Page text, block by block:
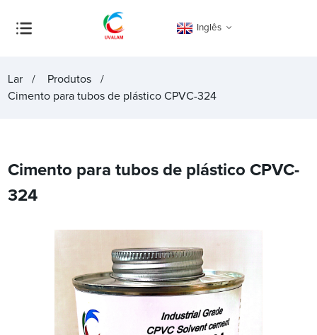
Inglês
Lar
Produtos
Cimento para tubos de plástico CPVC-324
Cimento para tubos de plástico CPVC-
324